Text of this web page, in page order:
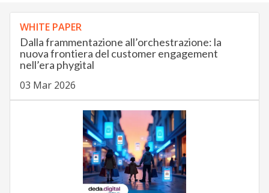
WHITE PAPER
Dalla frammentazione all’orchestrazione: la
nuova frontiera del customer engagement
nell’era phygital
03 Mar 2026